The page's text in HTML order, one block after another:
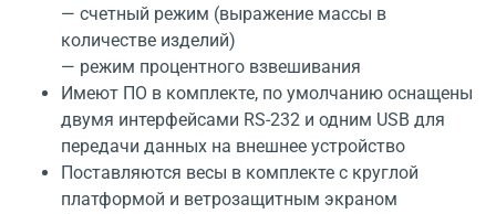
— счетный режим (выражение массы в
количестве изделий)
— режим процентного взвешивания
Имеют ПО в комплекте, по умолчанию оснащены
двумя интерфейсами RS-232 и одним USB для
передачи данных на внешнее устройство
Поставляются весы в комплекте с круглой
платформой и ветрозащитным экраном